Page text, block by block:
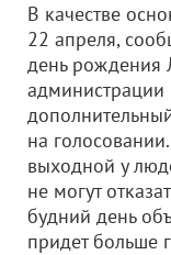
В качестве
22 апреля,
день рождения
администрации
на
выходной у
не могут
будний день
придет больше